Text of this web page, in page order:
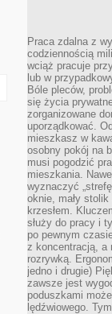
Praca zdalna z
codziennością
wciąż pracuje
lub w
Bóle pleców,
się życia
zorganizowane
uporządkować.
mieszkasz w
osobny pokój na
musi pogodzić
mieszkania.
wyznaczyć
oknie, mały
krzesłem.
służy do pracy i
po pewnym
z koncentracją, a
rozrywką.
jedno i drugie)
zawsze jest
poduszkami
lędźwiowego.